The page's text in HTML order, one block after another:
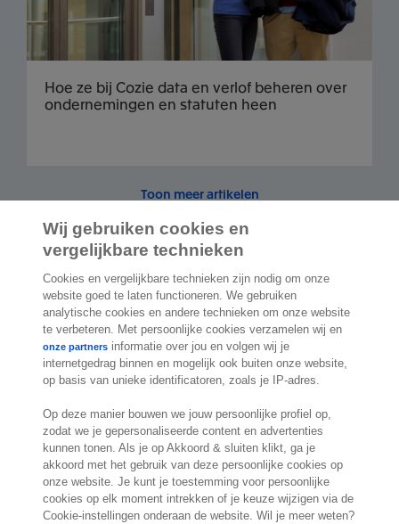
Hoe ze bij Cozie data en verlof beheren over
ondernemingen en statuten heen
Toon meer artikelen
2.000 specialistenstaan klaar om je te
helpen
Contact
Exact Belgium
Koningin Astridlaan 166
1780 Wemmel
België
Locatie
Wij gebruiken cookies en
vergelijkbare technieken
Cookies en vergelijkbare technieken zijn nodig om onze
website goed te laten functioneren. We gebruiken
analytische cookies en andere technieken om onze website
te verbeteren. Met persoonlijke cookies verzamelen wij en
onze partners informatie over jou en volgen wij je
internetgedrag binnen en mogelijk ook buiten onze website,
op basis van unieke identificatoren, zoals je IP-adres.
Op deze manier bouwen we jouw persoonlijke profiel op,
zodat we je gepersonaliseerde content en advertenties
kunnen tonen. Als je op Akkoord & sluiten klikt, ga je
akkoord met het gebruik van deze persoonlijke cookies op
onze website. Je kunt je toestemming voor persoonlijke
cookies op elk moment intrekken of je keuze wijzigen via de
Cookie-instellingen onderaan de website. Wil je meer weten?